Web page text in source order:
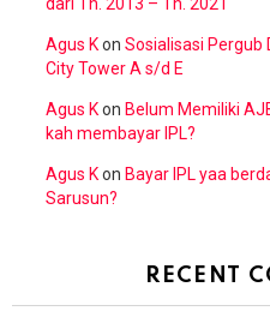
Agus Kon Sosialisasi Pergub
City Tower A s/d E
Agus Kon Belum Memiliki
kah membayar IPL?
Agus Kon Bayar IPL yaa
Sarusun?
RECENT